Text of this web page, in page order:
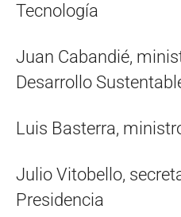
Tecnología
Juan Cabandié,
Desarrollo
Luis Basterra,
Julio Vitobello,
Presidencia